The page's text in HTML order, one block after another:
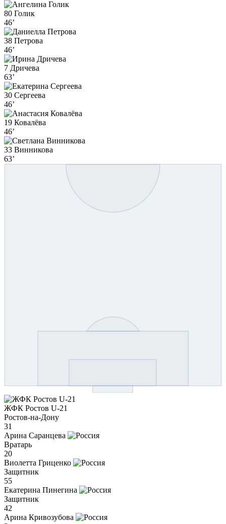
80 Голик
46’
38 Петрова
46’
7 Дричева
63’
30 Сергеева
46’
19 Ковалёва
46’
33 Винникова
63’
ЖФК Ростов U-21
Ростов-на-Дону
31
Арина Саранцева
Вратарь
20
Виолетта Гриценко
Защитник
55
Екатерина Пинегина
Защитник
42
Арина Кривозубова